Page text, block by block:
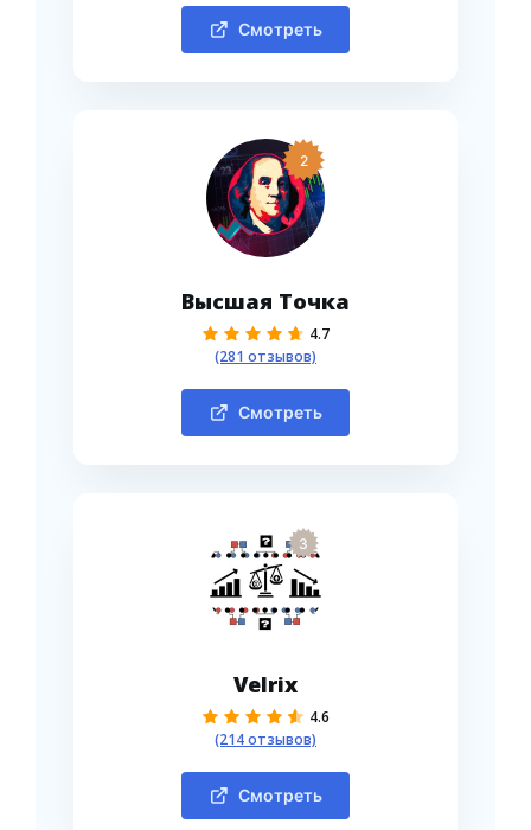
Смотреть
2
Высшая Точка
4.7
(281 отзывов)
Смотреть
3
Velrix
4.6
(214 отзывов)
Смотреть